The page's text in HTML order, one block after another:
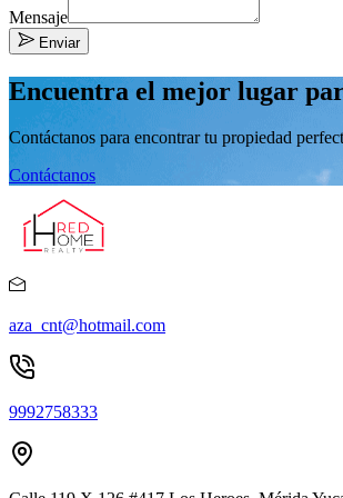
Mensaje
Enviar
Encuentra el mejor lugar
Contáctanos para encontrar tu propiedad
Contáctanos
aza_cnt@hotmail.com
9992758333